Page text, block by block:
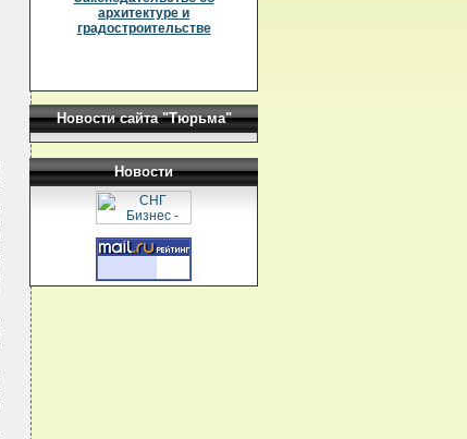
архитектуре и
градостроительстве
Новости сайта "Тюрьма"
Новости